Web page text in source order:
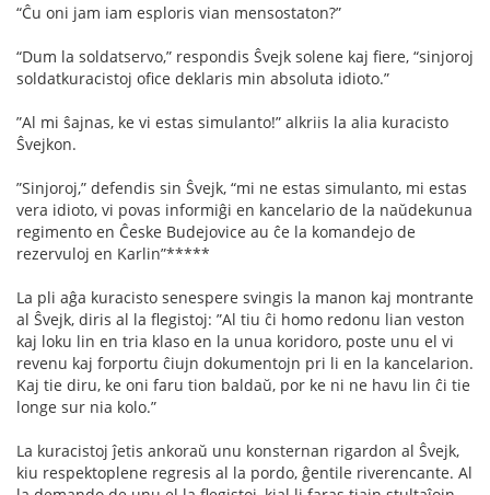
“Ĉu oni jam iam esploris vian mensostaton?”
“Dum la soldatservo,” respondis Ŝvejk solene kaj ﬁere, “sinjoroj
soldatkuracistoj oﬁce deklaris min absoluta idioto.”
”Al mi ŝajnas, ke vi estas simulanto!” alkriis la alia kuracisto
Ŝvejkon.
”Sinjoroj,” defendis sin Ŝvejk, “mi ne estas simulanto, mi estas
vera idioto, vi povas informiĝi en kancelario de la naŭdekunua
regimento en Ĉeske Budejovice au ĉe la komandejo de
rezervuloj en Karlin”*****
La pli aĝa kuracisto senespere svingis la manon kaj montrante
al Ŝvejk, diris al la ﬂegistoj: ”Al tiu ĉi homo redonu lian veston
kaj loku lin en tria klaso en la unua koridoro, poste unu el vi
revenu kaj forportu ĉiujn dokumentojn pri li en la kancelarion.
Kaj tie diru, ke oni faru tion baldaŭ, por ke ni ne havu lin ĉi tie
longe sur nia kolo.”
La kuracistoj ĵetis ankoraŭ unu konsternan rigardon al Ŝvejk,
kiu respektoplene regresis al la pordo, ĝentile riverencante. Al